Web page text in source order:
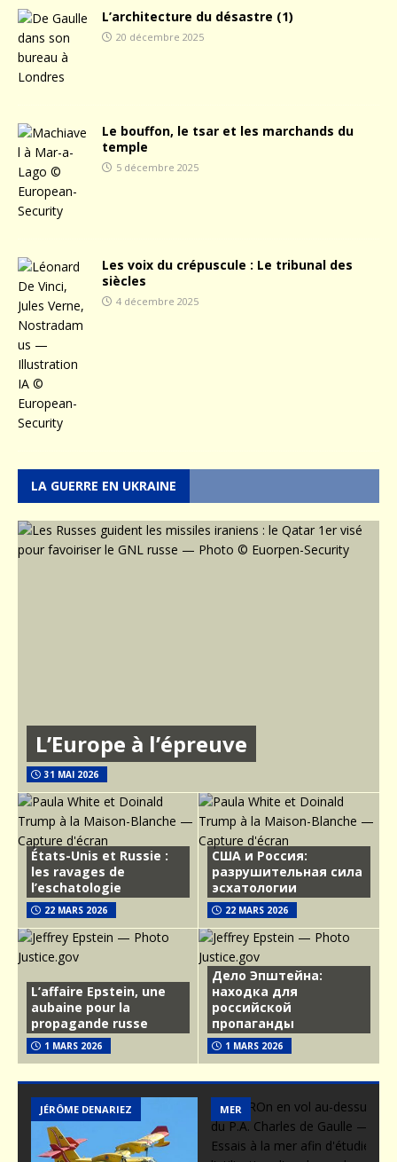
L’architecture du désastre (1)
20 décembre 2025
Le bouffon, le tsar et les marchands du
temple
5 décembre 2025
Les voix du crépuscule : Le tribunal des
siècles
4 décembre 2025
LA GUERRE EN UKRAINE
L’Europe à l’épreuve
31 MAI 2026
États-Unis et Russie :
les ravages de
l’eschatologie
22 MARS 2026
США и Россия:
разрушительная сила
эсхатологии
22 MARS 2026
L’affaire Epstein, une
aubaine pour la
propagande russe
1 MARS 2026
Дело Эпштейна:
находка для
российской
пропаганды
1 MARS 2026
MER MER